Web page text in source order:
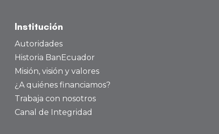
Institución
Autoridades
Historia BanEcuador
Misión, visión y valores
¿A quiénes financiamos?
Trabaja con nosotros
Canal de Integridad